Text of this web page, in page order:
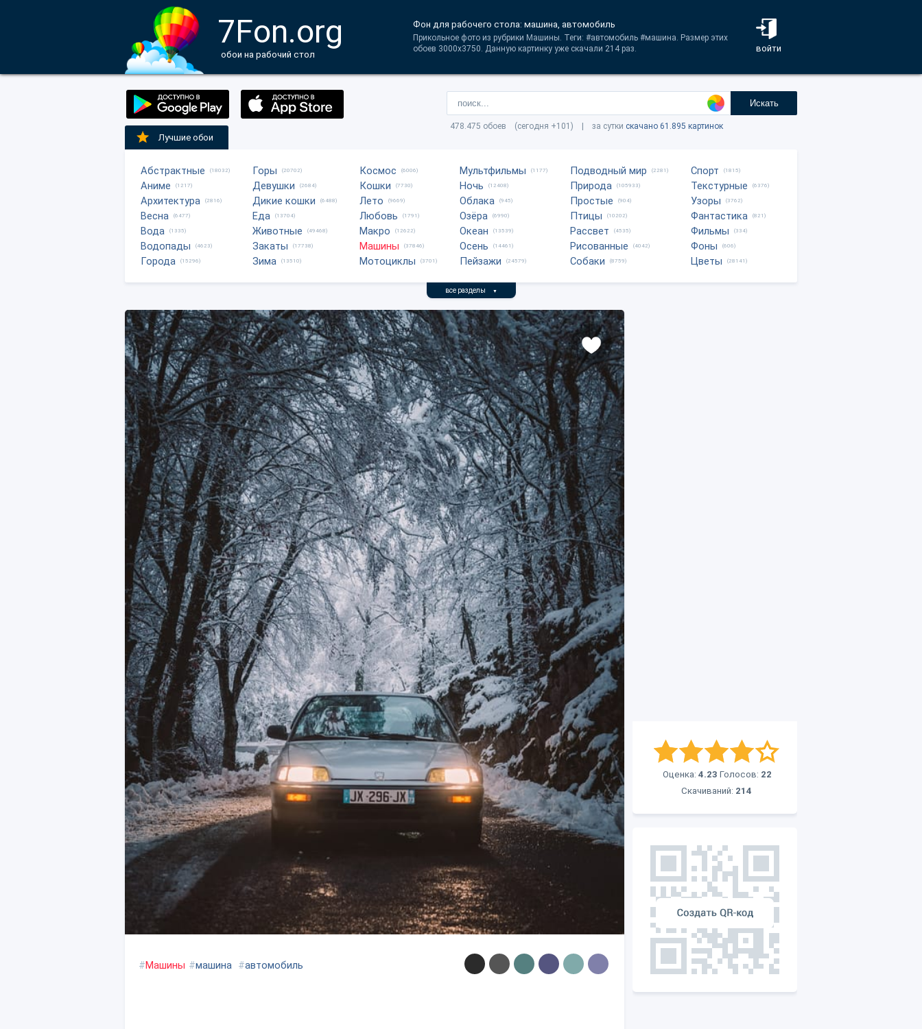
7Fon.org
обои на рабочий стол
войти
Фон для рабочего стола: машина, автомобиль
Прикольное фото из рубрики Машины. Теги: #автомобиль #машина. Размер этих
обоев 3000x3750. Данную картинку уже скачали 214 раз.
Искать
478.475 обоев (сегодня +101) | за сутки скачано 61.895 картинок
Лучшие обои
Абстрактные (18032)
Аниме (1217)
Архитектура (2816)
Весна (6477)
Вода (1335)
Водопады (4623)
Города (15296)
Горы (20702)
Девушки (2684)
Дикие кошки (6488)
Еда (13704)
Животные (49468)
Закаты (17738)
Зима (13510)
Космос (6006)
Кошки (7730)
Лето (9669)
Любовь (1791)
Макро (12622)
Машины (37846)
Мотоциклы (3701)
Мультфильмы (1177)
Ночь (12408)
Облака (945)
Озёра (6990)
Океан (13539)
Осень (14461)
Пейзажи (24579)
Подводный мир (2281)
Природа (105933)
Простые (904)
Птицы (10202)
Рассвет (4535)
Рисованные (4042)
Собаки (8759)
Спорт (1815)
Текстурные (6376)
Узоры (3762)
Фантастика (821)
Фильмы (334)
Фоны (606)
Цветы (28141)
все разделы ▼
Оценка: 4.23 Голосов: 22
Скачиваний: 214
#Машины #машина #автомобиль